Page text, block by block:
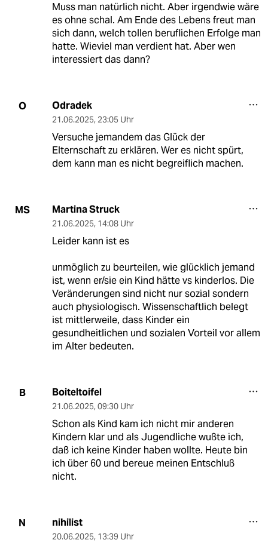
Muss man natürlich nicht. Aber irgendwie wäre
es ohne schal. Am Ende des Lebens freut man
sich dann, welch tollen beruflichen Erfolge man
hatte. Wieviel man verdient hat. Aber wen
interessiert das dann?
O Odradek
21.06.2025, 23:05 Uhr
Versuche jemandem das Glück der
Elternschaft zu erklären. Wer es nicht spürt,
dem kann man es nicht begreiflich machen.
MS Martina Struck
21.06.2025, 14:08 Uhr
Leider kann ist es
unmöglich zu beurteilen, wie glücklich jemand
ist, wenn er/sie ein Kind hätte vs kinderlos. Die
Veränderungen sind nicht nur sozial sondern
auch physiologisch. Wissenschaftlich belegt
ist mittlerweile, dass Kinder ein
gesundheitlichen und sozialen Vorteil vor allem
im Alter bedeuten.
B Boiteltoifel
21.06.2025, 09:30 Uhr
Schon als Kind kam ich nicht mir anderen
Kindern klar und als Jugendliche wußte ich,
daß ich keine Kinder haben wollte. Heute bin
ich über 60 und bereue meinen Entschluß
nicht.
N nihilist
20.06.2025, 13:39 Uhr